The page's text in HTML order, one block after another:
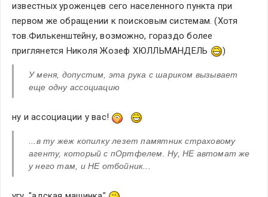
известных уроженцев сего населенного пункта при
первом же обращении к поисковым системам. (Хотя
тов.Филькенштейну, возможно, гораздо более
приглянется Николя Жозеф ХЮЛЛЬМАНДЕЛЬ
)
У меня, допустим, эта рука с шариком вызывает
еще одну ассоциацию
ну и ассоциации у вас!
...в ту жеж копилку лезет памятник страховому
агенту, который с пОртфелем. Ну, НЕ автомат же
у него там, и НЕ отбойник...